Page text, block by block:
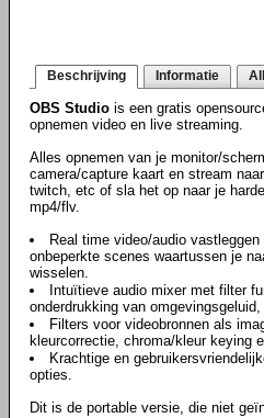
Beschrijving Informatie
OBS Studio is een gratis
opnemen video en live streaming.
Alles opnemen van je monitor/
camera/capture kaart en stream
twitch, etc of sla het op naar je
mp4/flv.
Real time video/audio
onbeperkte scenes waartussen je
wisselen.
Intuïtieve audio mixer met filter
onderdrukking van
Filters voor videobronnen als
kleurcorrectie, chroma/kleur keying
Krachtige en
opties.
Dit is de portable versie, die niet